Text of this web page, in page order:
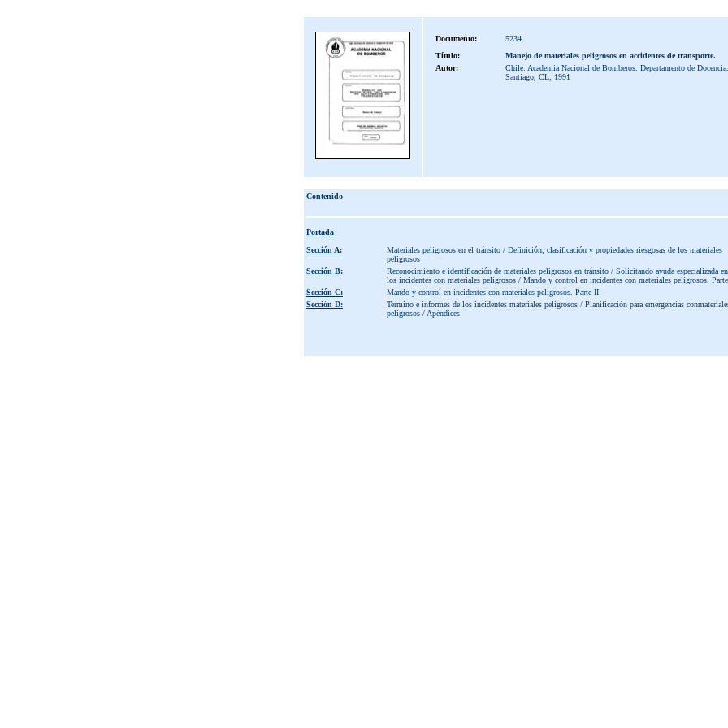
Documento:
5234
Título:
Manejo de materiales peligrosos en accidentes de transporte.
Autor:
Chile. Academia Nacional de Bomberos. Departamento de Docencia.
Santiago, CL; 1991
Contenido
Portada
Sección A:
Materiales peligrosos en el tránsito / Definición, clasificación y propiedades riesgosas de los materiales
peligrosos
Sección B:
Reconocimiento e identificación de materiales peligrosos en tránsito / Solicitando ayuda especializada en
los incidentes con materiales peligrosos / Mando y control en incidentes con materiales peligrosos.
Sección C: Mando y control en incidentes con materiales peligrosos. Parte II
Sección D:
Termino e informes de los incidentes materiales peligrosos / Planificación para emergencias
peligrosos / Apéndices